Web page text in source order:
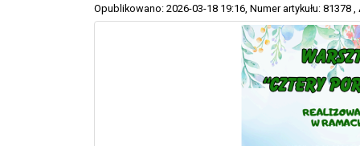
Opublikowano: 2026-03-18 19:16, Numer artykułu: 81378 ,